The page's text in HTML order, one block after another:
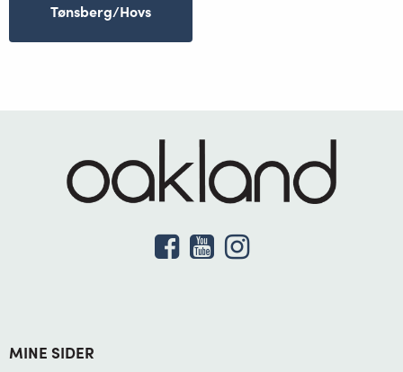
Tønsberg/Hovs
MINE SIDER